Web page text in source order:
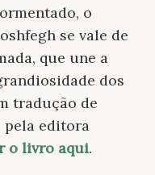
o
se vale de
que une a
dos
tradução de
editora
o livro aqui.